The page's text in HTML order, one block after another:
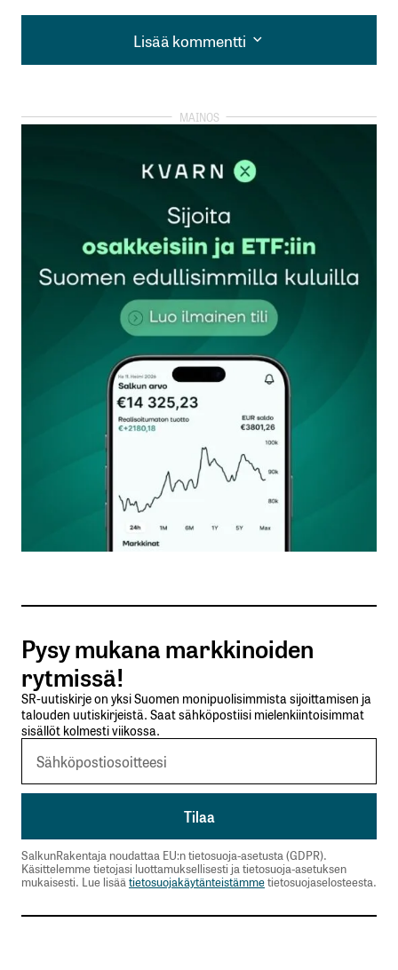
Lisää kommentti
Lisää kommentti
kirjautua
rekisteröityä
Sähköpostiosoitettasi ei julkaista.Pakolliset
kentät on merkitty*
Kommentti*
Nimesi tai nimimerkkisi
Sähköpostiosoitteesi
Tilaa SalkunRakentajan uutiskirje
Lähetä kommentti
Pysy mukana markkinoiden
rytmissä!
SR-uutiskirje on yksi Suomen monipuolisimmista sijoittamisen ja
talouden uutiskirjeistä. Saat sähköpostiisi mielenkiintoisimmat
sisällöt kolmesti viikossa.
SalkunRakentaja noudattaa EU:n tietosuoja-asetusta (GDPR).
Käsittelemme tietojasi luottamuksellisesti ja tietosuoja-asetuksen
mukaisesti. Lue lisää tietosuojakäytänteistämmetietosuojaselosteesta.